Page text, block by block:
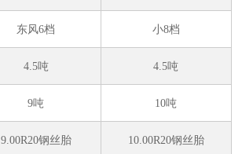
东风6档 小8档
4.5吨 4.5吨
9吨 10吨
9.00R20钢丝胎 10.00R20钢丝胎